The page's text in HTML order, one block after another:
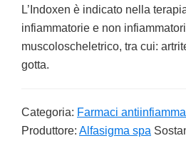
L’Indoxen è indicato nella
infiammatorie e non
muscoloscheletrico, tra cui:
gotta.
Categoria: Farmaci
Produttore: Alfasigma spa